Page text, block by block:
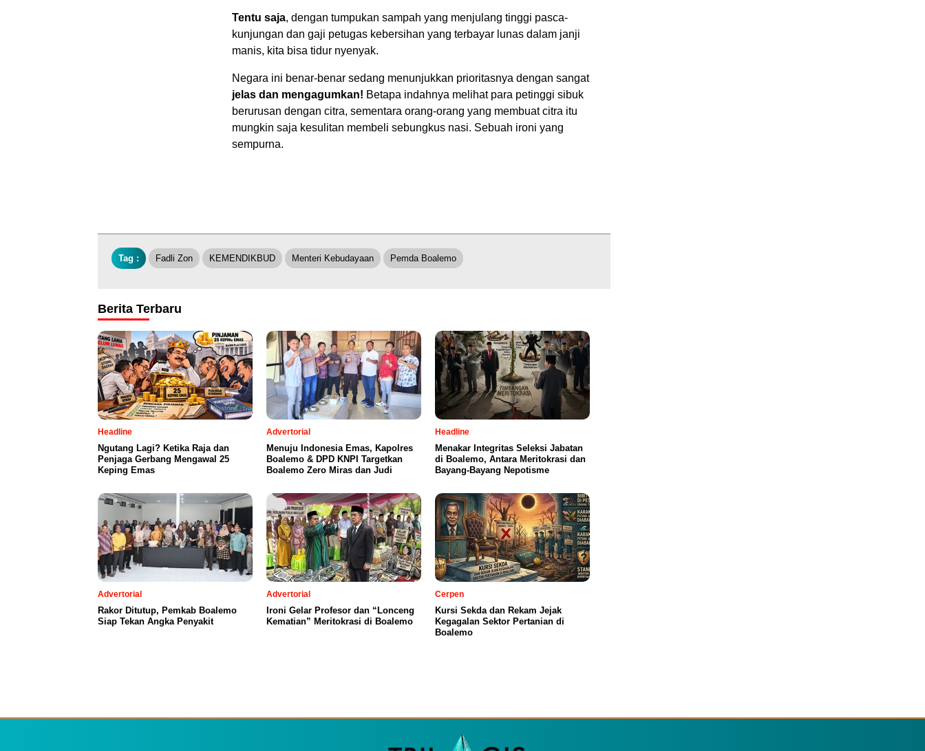
Tentu saja, dengan tumpukan sampah yang menjulang tinggi pasca-
kunjungan dan gaji petugas kebersihan yang terbayar lunas dalam janji
manis, kita bisa tidur nyenyak.
Negara ini benar-benar sedang menunjukkan prioritasnya dengan sangat
jelas dan mengagumkan! Betapa indahnya melihat para petinggi sibuk
berurusan dengan citra, sementara orang-orang yang membuat citra itu
mungkin saja kesulitan membeli sebungkus nasi. Sebuah ironi yang
sempurna.
Tag : Fadli Zon KEMENDIKBUD Menteri Kebudayaan Pemda Boalemo
Berita Terbaru
Headline
Ngutang Lagi? Ketika Raja dan
Penjaga Gerbang Mengawal 25
Keping Emas
Advertorial
Menuju Indonesia Emas, Kapolres
Boalemo & DPD KNPI Targetkan
Boalemo Zero Miras dan Judi
Headline
Menakar Integritas Seleksi Jabatan
di Boalemo, Antara Meritokrasi dan
Bayang-Bayang Nepotisme
Advertorial
Rakor Ditutup, Pemkab Boalemo
Siap Tekan Angka Penyakit
Advertorial
Ironi Gelar Profesor dan “Lonceng
Kematian” Meritokrasi di Boalemo
Cerpen
Kursi Sekda dan Rekam Jejak
Kegagalan Sektor Pertanian di
Boalemo